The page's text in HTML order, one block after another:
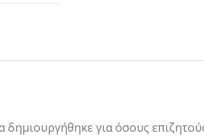
δημιουργήθηκε για όσους